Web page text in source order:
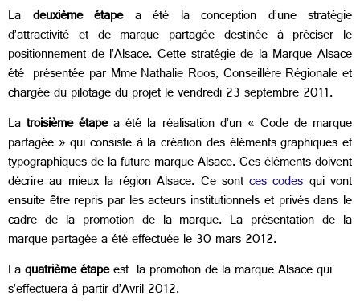
La deuxième étapea été la conception d’une stratégie
d’attractivité et de marque partagée destinée à préciser le
positionnement de l’Alsace. Cette stratégie de la Marque Alsace
été présentée par Mme Nathalie Roos, Conseillère Régionale et
chargée du pilotage du projet le vendredi 23 septembre 2011.
Latroisième étapea été la réalisation d’un « Code de marque
partagée » qui consiste à la création des éléments graphiques et
typographiques de la future marque Alsace. Ces éléments doivent
décrire au mieux la région Alsace. Ce sontces codes qui vont
ensuite être repris par les acteurs institutionnels et privés dans le
cadre de la promotion de la marque. La présentation de la
marque partagée a été effectuée le 30 mars 2012.
Laquatrième étapeest la promotion de la marque Alsace qui
s’effectuera à partir d’Avril 2012.